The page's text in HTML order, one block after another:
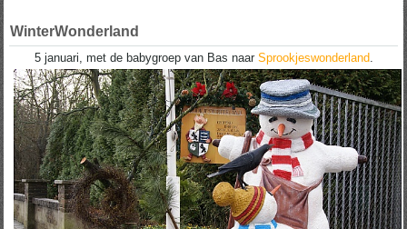
WinterWonderland
5 januari, met de babygroep van Bas naar Sprookjeswonderland.